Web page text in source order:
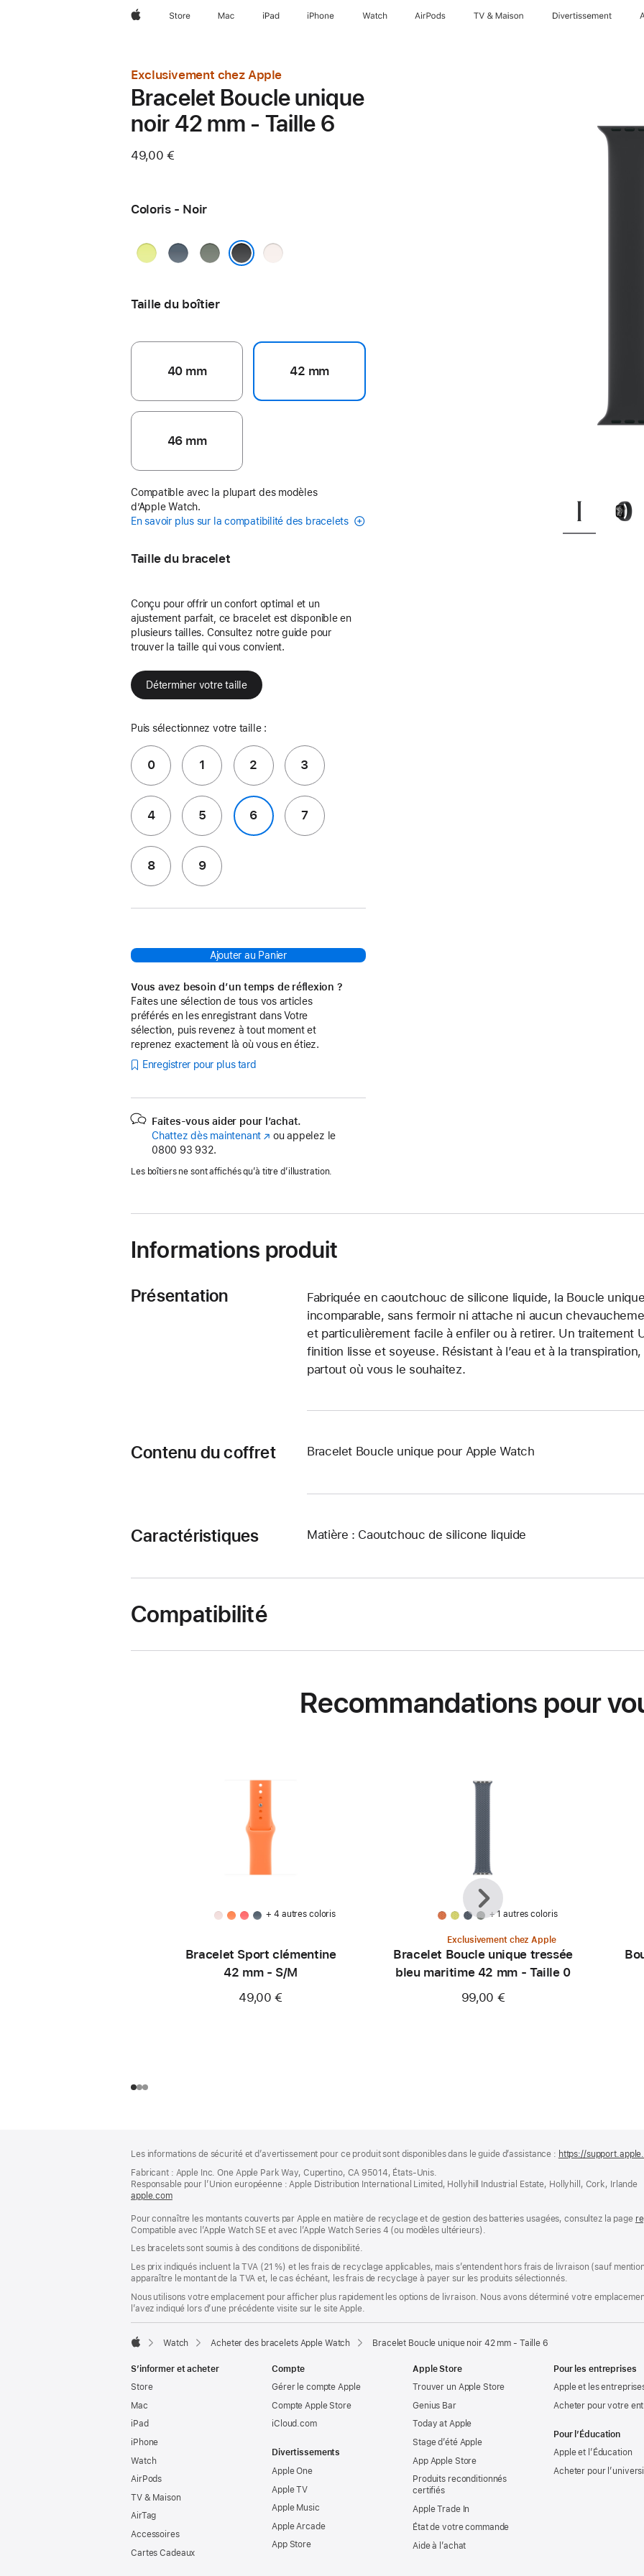
AppleStore Mac iPad iPhone Watch AirPods TV & Maison Divertissements
Exclusivement chez Apple
Bracelet Boucle unique
noir 42 mm - Taille 6
49,00 €
Coloris - Noir
JauneBleu
Gris
Rose
Taille du boîtier
40 mm 42 mm
46 mm
Compatible avec la plupart des modèles
d’Apple Watch.
En savoir plus sur la compatibilité des bracelets
Taille du bracelet
Conçu pour offrir un confort optimal et un
ajustement parfait, ce bracelet est disponible en
plusieurs tailles. Consultez notre guide pour
trouver la taille qui vous convient.
Déterminer votre taille
Puis sélectionnez votre taille :
0 1 2 3
4 5 6 7
8 9
Ajouter au Panier
Vous avez besoin d’un temps de réflexion ?
Faites une sélection de tous vos articles
préférés en les enregistrant dans Votre
sélection, puis revenez à tout moment et
reprenez exactement là où vous en étiez.
Enregistrer pour plus tard
Faites-vous aider pour l’achat.
Chattez dès maintenant (s’ouvre
nouvelle
ou appelez le
0800 93 932.
Les boîtiers ne sont affichés qu’à titre d’illustration.
Informations produit
Présentation
Fabriquée en caoutchouc de silicone liquide, la Boucle
incomparable, sans fermoir ni attache ni aucun
et particulièrement facile à enfiler ou à retirer. Un traitement
finition lisse et soyeuse. Résistant à l’eau et à la
partout où vous le souhaitez.
Contenu du coffret Bracelet Boucle unique pour Apple Watch
Caractéristiques Matière : Caoutchouc de silicone liquide
Compatibilité
Recommandations pour
+ 4 autres coloris
Bracelet Sport clémentine
42 mm - S/M
49,00 €
+ 1 autres coloris
Exclusivement chez Apple
Bracelet Boucle unique tressée
bleu maritime 42 mm - Taille 0
99,00 €
Précédent
Suivant
de
page
de
bas
de
page
Les informations de sécurité et d’avertissement pour ce produit sont disponibles dans le guide d’assistance : https://
Fabricant : Apple Inc. One Apple Park Way, Cupertino, CA 95014, États-Unis.
Responsable pour l’Union européenne : Apple Distribution International Limited, Hollyhill Industrial Estate, Hollyhill, Cork, Irlande
apple.com(s’ouvre
une
nouvelle
Pour connaître les montants couverts par Apple en matière de recyclage et de gestion des batteries usagées, consultez la page
Compatible avec l’Apple Watch SE et avec l’Apple Watch Series 4 (ou modèles ultérieurs).
Les bracelets sont soumis à des conditions de disponibilité.
Les prix indiqués incluent la TVA (21 %) et les frais de recyclage applicables, mais s’entendent hors frais de livraison (sauf
apparaître le montant de la TVA et, le cas échéant, les frais de recyclage à payer sur les produits sélectionnés.
Nous utilisons votre emplacement pour afficher plus rapidement les options de livraison. Nous avons déterminé votre
l’avez indiqué lors d’une précédente visite sur le site Apple.
Watch Acheter des bracelets Apple Watch Bracelet Boucle unique noir 42 mm - Taille 6
S’informer et acheter
Store
Mac
iPad
iPhone
Watch
AirPods
TV & Maison
AirTag
Accessoires
Cartes Cadeaux
Compte
Gérer le compte Apple
Compte Apple Store
iCloud.com
Divertissements
Apple One
Apple TV
Apple Music
Apple Arcade
App Store
Apple Store
Trouver un Apple Store
Genius Bar
Today at Apple
Stage d’été Apple
App Apple Store
Produits reconditionnés
certifiés
Apple Trade In
État de votre commande
Aide à l’achat
Pour les entreprises
Apple et les
Acheter pour votre
Pour l’Éducation
Apple et l’Éducation
Acheter pour